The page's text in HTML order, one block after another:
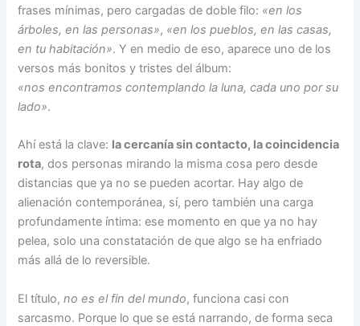
frases mínimas, pero cargadas de doble filo: «en los
árboles, en las personas», «en los pueblos, en las casas,
en tu habitación». Y en medio de eso, aparece uno de los
versos más bonitos y tristes del álbum:
«nos encontramos contemplando la luna, cada uno por su
lado».
Ahí está la clave: la cercanía sin contacto, la coincidencia
rota, dos personas mirando la misma cosa pero desde
distancias que ya no se pueden acortar. Hay algo de
alienación contemporánea, sí, pero también una carga
profundamente íntima: ese momento en que ya no hay
pelea, solo una constatación de que algo se ha enfriado
más allá de lo reversible.
El título,no es el fin del mundo, funciona casi con
sarcasmo. Porque lo que se está narrando, de forma seca